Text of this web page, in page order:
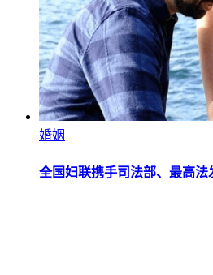
婚姻
全国妇联携手司法部、最高法